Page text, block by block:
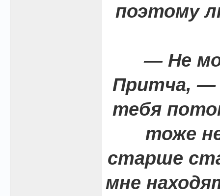
поэтому
— Не
Притча, —
тебя
тоже
старше
мне